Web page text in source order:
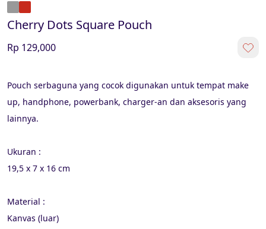
Cherry Dots Square Pouch
Rp 129,000
Pouch serbaguna yang cocok digunakan untuk tempat make
up, handphone, powerbank, charger-an dan aksesoris yang
lainnya.
Ukuran :
19,5 x 7 x 16 cm
Material :
Kanvas (luar)